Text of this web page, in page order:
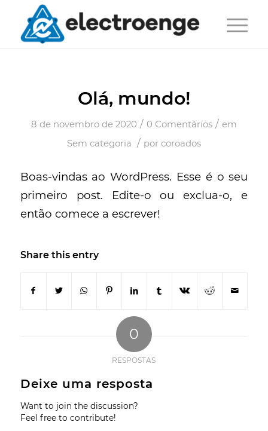
Olá, mundo!
8 de novembro de 2020 / 0 Comentários / em
Sem categoria / por coroados
Boas-vindas ao WordPress. Esse é o seu
primeiro post. Edite-o ou exclua-o, e
então comece a escrever!
Share this entry
0
RESPOSTAS
Deixe uma resposta
Want to join the discussion?
Feel free to contribute!